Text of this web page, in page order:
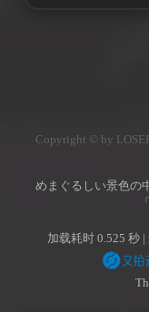
Copyright © by
めまぐるしい景色
加载耗时 0.525 秒